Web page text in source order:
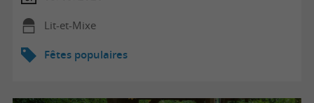
Lit-et-Mixe
Fêtes populaires